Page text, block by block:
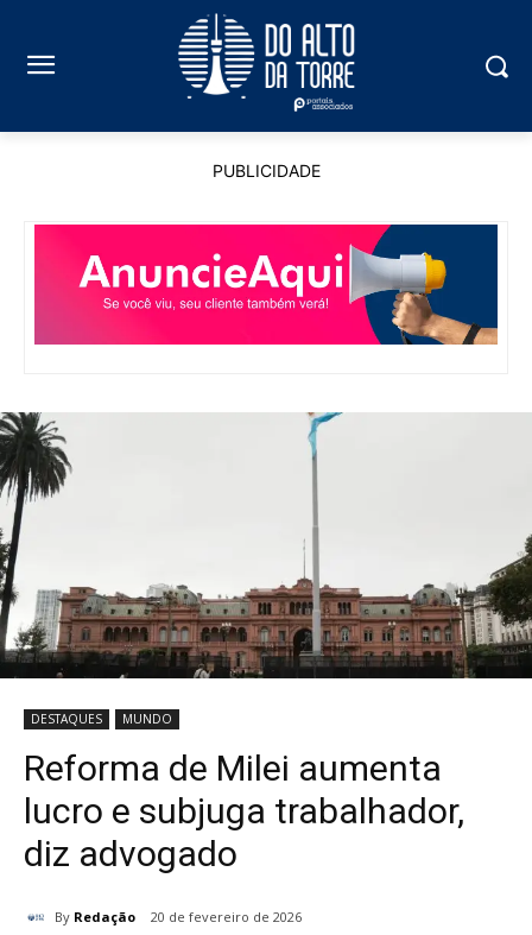
PUBLICIDADE
DESTAQUES MUNDO
Reforma de Milei aumenta
lucro e subjuga trabalhador,
diz advogado
By Redação 20 de fevereiro de 2026